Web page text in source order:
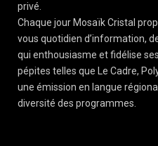
privé.
Chaque jour Mosaïk Cristal
vous quotidien d’information,
qui enthousiasme et fidélise
pépites telles que Le Cadre,
une émission en langue
diversité des programmes.